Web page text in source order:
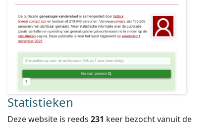
Statistieken
Deze website is reeds 231 keer bezocht vanuit de